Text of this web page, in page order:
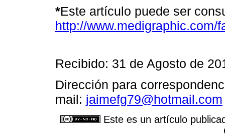
*Este artículo puede ser
http://www.medigraphic.com/
Recibido: 31 de Agosto de
Dirección para
mail: jaimefg79@hotmail.com
Este es un artículo